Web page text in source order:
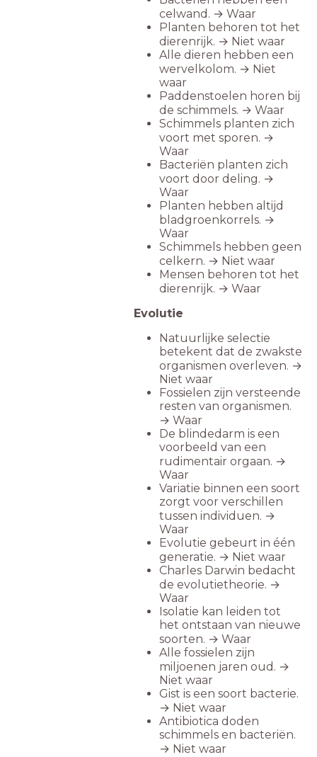
celwand. → Waar
Planten behoren tot het
dierenrijk. → Niet waar
Alle dieren hebben een
wervelkolom. → Niet
waar
Paddenstoelen horen bij
de schimmels. → Waar
Schimmels planten zich
voort met sporen. →
Waar
Bacteriën planten zich
voort door deling. →
Waar
Planten hebben altijd
bladgroenkorrels. →
Waar
Schimmels hebben geen
celkern. → Niet waar
Mensen behoren tot het
dierenrijk. → Waar
Evolutie
Natuurlijke selectie
betekent dat de zwakste
organismen overleven. →
Niet waar
Fossielen zijn versteende
resten van organismen.
→ Waar
De blindedarm is een
voorbeeld van een
rudimentair orgaan. →
Waar
Variatie binnen een soort
zorgt voor verschillen
tussen individuen. →
Waar
Evolutie gebeurt in één
generatie. → Niet waar
Charles Darwin bedacht
de evolutietheorie. →
Waar
Isolatie kan leiden tot
het ontstaan van nieuwe
soorten. → Waar
Alle fossielen zijn
miljoenen jaren oud. →
Niet waar
Gist is een soort bacterie.
→ Niet waar
Antibiotica doden
schimmels en bacteriën.
→ Niet waar